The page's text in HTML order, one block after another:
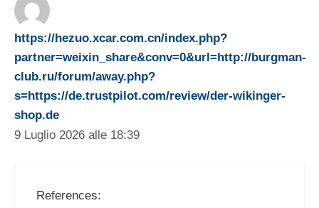
https://hezuo.xcar.com.cn/index.php?
partner=weixin_share&conv=0&url=http://burgman-
club.ru/forum/away.php?
s=https://de.trustpilot.com/review/der-wikinger-
shop.de
9 Luglio 2026 alle 18:39
References: